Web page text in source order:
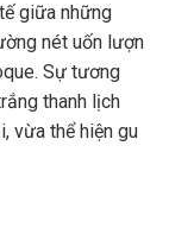
giữa những
nét uốn lượn
Sự tương
thanh lịch
vừa thể hiện gu